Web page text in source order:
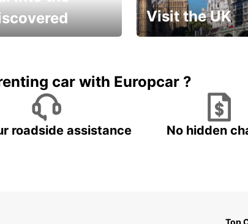
Visit the UK
car with Europcar ?
roadside assistance No hidden